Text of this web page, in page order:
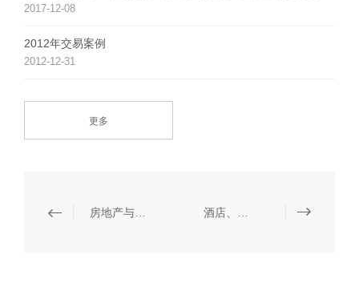
2017-12-08
2012年交易案例
2012-12-31
更多